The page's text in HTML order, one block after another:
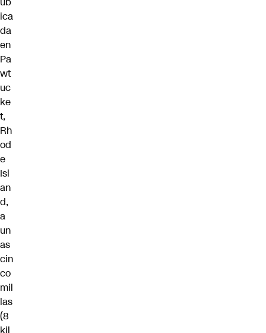
ica
da
en
Pa
wt
uc
ke
t,
Rh
od
e
Isl
an
d,
a
un
as
cin
co
mil
las
(8